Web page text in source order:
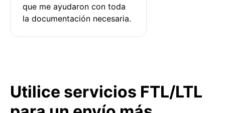
que me ayudaron con toda
la documentación necesaria.
Utilice servicios FTL/LTL